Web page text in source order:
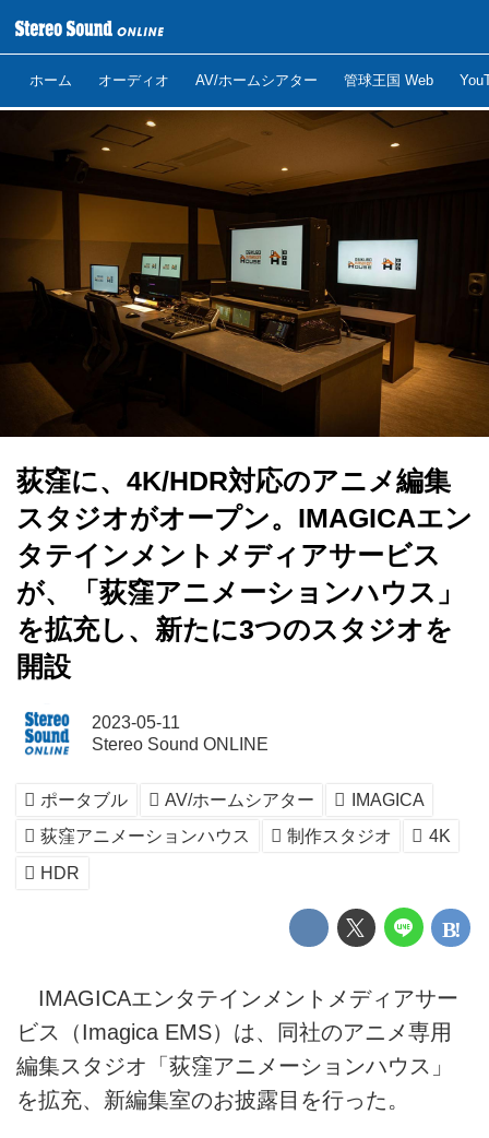
ホーム オーディオ AV/ホームシアター 管球王国 Web
荻窪に、4K/HDR対応のアニメ編集
スタジオがオープン。IMAGICAエン
タテインメントメディアサービス
が、「荻窪アニメーションハウス」
を拡充し、新たに3つのスタジオを
開設
2023-05-11
Stereo Sound ONLINE
ポータブル AV/ホームシアター
IMAGICA
荻窪アニメーションハウス
制作スタジオ
4K
HDR
IMAGICAエンタテインメントメディアサー
ビス（Imagica EMS）は、同社のアニメ専用
編集スタジオ「荻窪アニメーションハウス」
を拡充、新編集室のお披露目を行った。